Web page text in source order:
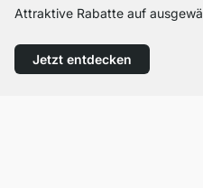
Attraktive Rabatte auf
Jetzt entdecken